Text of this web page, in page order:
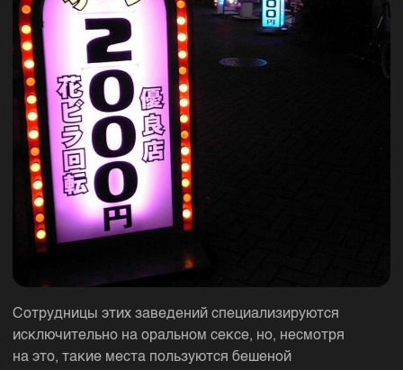
Сотрудницы этих заведений специализируются
исключительно на оральном сексе, но, несмотря
на это, такие места пользуются бешеной